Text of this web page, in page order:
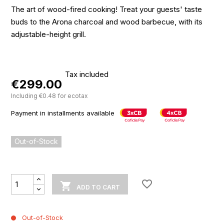
The art of wood-fired cooking! Treat your guests' taste
buds to the Arona charcoal and wood barbecue, with its
adjustable-height grill.
€299.00
Tax included
Including €0.48 for ecotax
Payment in installments available
Out-of-Stock
 ADD TO CART favorite_border
Out-of-Stock